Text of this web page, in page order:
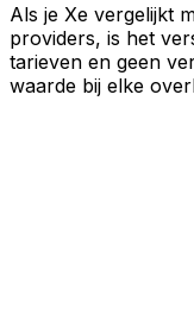
Als je Xe vergelijkt
providers, is het
tarieven en geen
waarde bij elke